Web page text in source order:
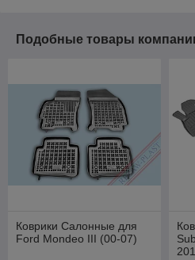
Подобные товары
Коврики Салонные для
Ford Mondeo III (00-07)